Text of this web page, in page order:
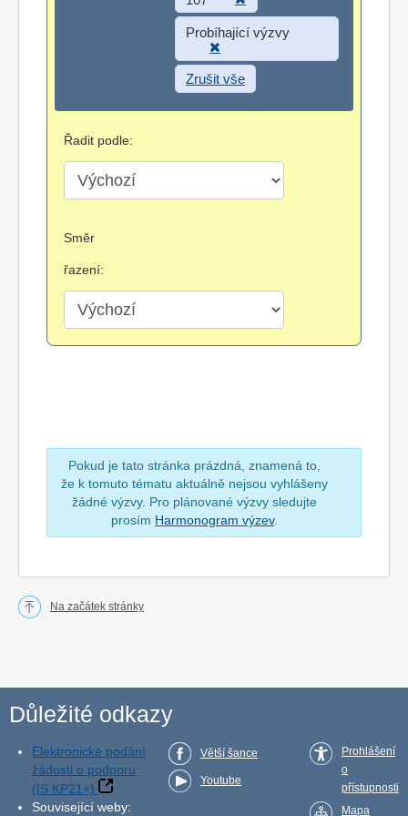
Probíhající výzvy
Zrušit vše
Řadit podle:
Směr
řazení:
Pokud je tato stránka prázdná, znamená to,
že k tomuto tématu aktuálně nejsou vyhlášeny
žádné výzvy. Pro plánované výzvy sledujte
prosím Harmonogram výzev.
Na začátek stránky
Důležité odkazy
Elektronické podání
žádosti o podporu
(IS KP21+)
Související weby:
Větší šance
Youtube
Prohlášení
o
přístupnosti
Mapa